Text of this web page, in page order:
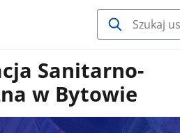
Sanitarno-
w Bytowie